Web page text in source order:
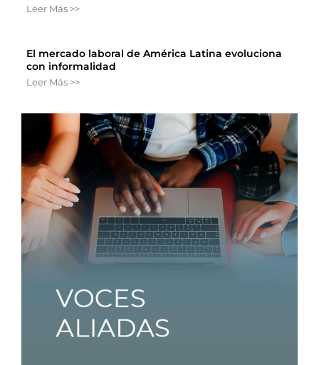
Leer Más >>
El mercado laboral de América Latina evoluciona
con informalidad
Leer Más >>